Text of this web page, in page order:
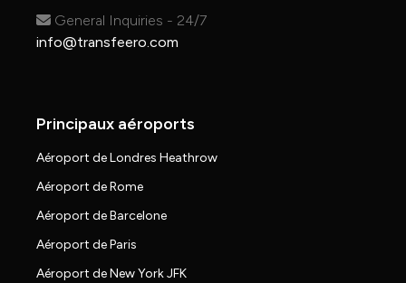
General Inquiries - 24/7
info@transfeero.com
Principaux aéroports
Aéroport de Londres Heathrow
Aéroport de Rome
Aéroport de Barcelone
Aéroport de Paris
Aéroport de New York JFK